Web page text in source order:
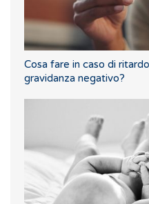
Cosa fare in caso di
gravidanza negativo?